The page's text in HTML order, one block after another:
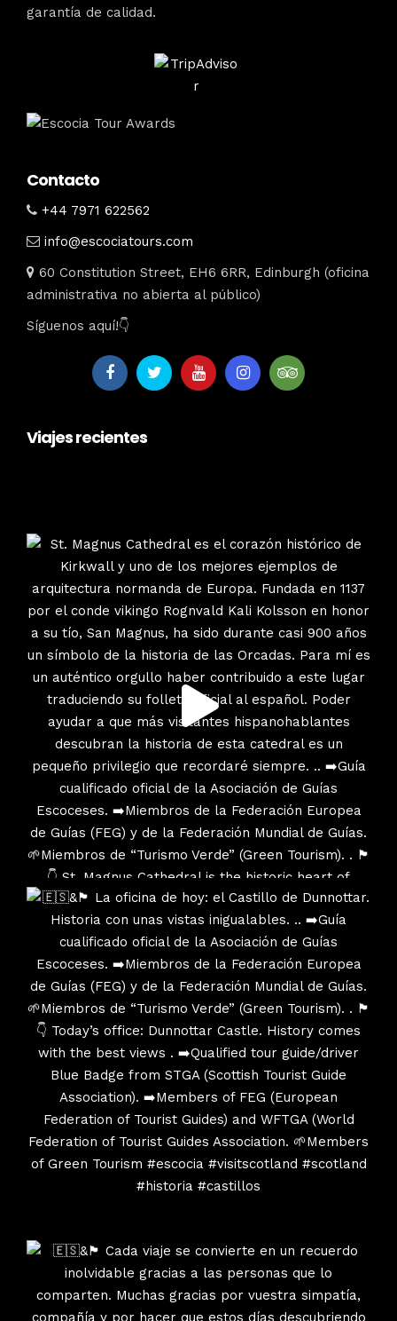
garantía de calidad.
Contacto
+44 7971 622562
info@escociatours.com
60 Constitution Street, EH6 6RR, Edinburgh (oficina
administrativa no abierta al público)
Síguenos aquí!👇
Viajes recientes